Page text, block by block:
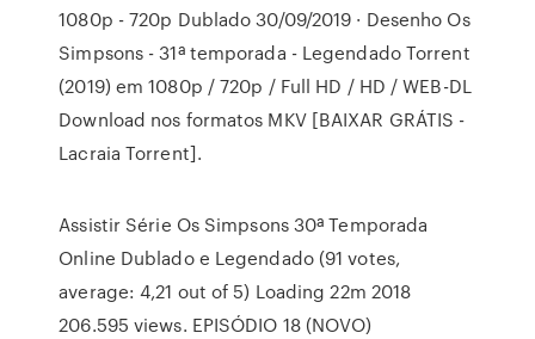
1080p - 720p Dublado 30/09/2019 · Desenho Os
Simpsons - 31ª temporada - Legendado Torrent
(2019) em 1080p / 720p / Full HD / HD / WEB-DL
Download nos formatos MKV [BAIXAR GRÁTIS -
Lacraia Torrent].
Assistir Série Os Simpsons 30ª Temporada
Online Dublado e Legendado (91 votes,
average: 4,21 out of 5) Loading 22m 2018
206.595 views. EPISÓDIO 18 (NOVO)